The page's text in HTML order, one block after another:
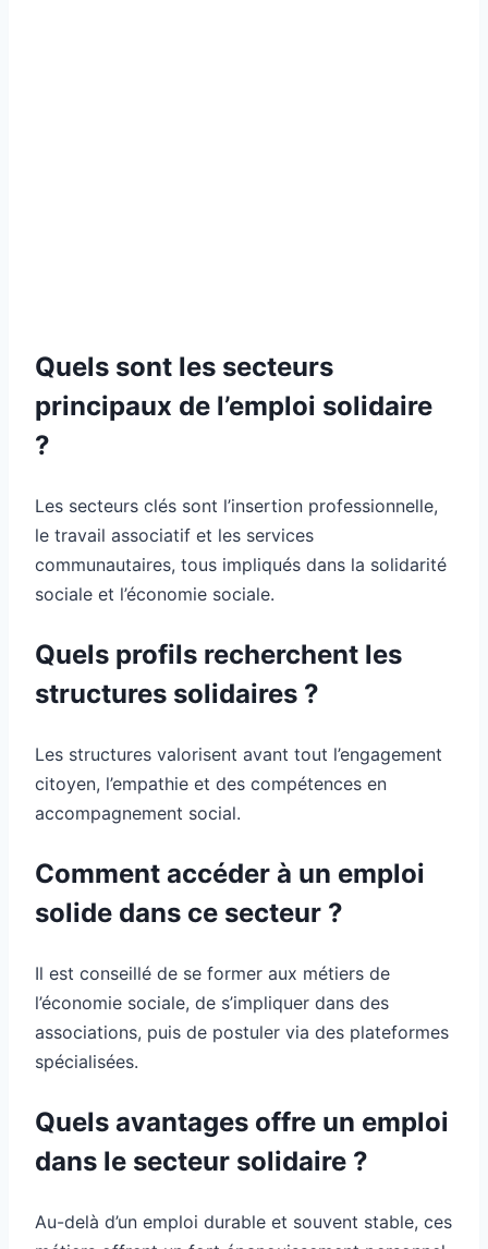
Quels sont les secteurs
principaux de l’emploi solidaire
?
Les secteurs clés sont l’insertion professionnelle,
le travail associatif et les services
communautaires, tous impliqués dans la solidarité
sociale et l’économie sociale.
Quels profils recherchent les
structures solidaires ?
Les structures valorisent avant tout l’engagement
citoyen, l’empathie et des compétences en
accompagnement social.
Comment accéder à un emploi
solide dans ce secteur ?
Il est conseillé de se former aux métiers de
l’économie sociale, de s’impliquer dans des
associations, puis de postuler via des plateformes
spécialisées.
Quels avantages offre un emploi
dans le secteur solidaire ?
Au-delà d’un emploi durable et souvent stable, ces